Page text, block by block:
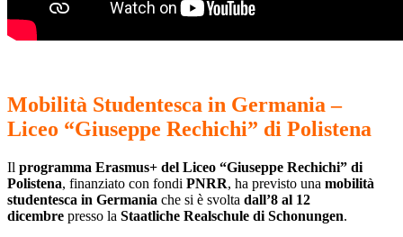
Mobilità Studentesca in Germania–
Liceo “Giuseppe Rechichi” di Polistena
Il programma Erasmus+ del Liceo “Giuseppe Rechichi” di
Polistena, finanziato con fondi PNRR, ha previsto una mobilità
studentesca in Germania che si è svolta dall’8 al 12
dicembre presso la Staatliche Realschule di Schonungen.